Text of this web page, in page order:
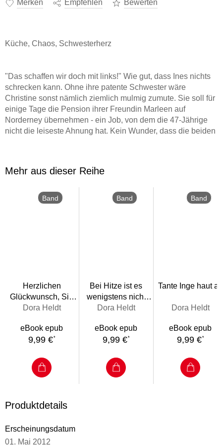
Merken Empfehlen Bewerten
Küche, Chaos, Schwesterherz
"Das schaffen wir doch mit links!" Wie gut, dass Ines nichts
schrecken kann. Ohne ihre patente Schwester wäre
Christine sonst nämlich ziemlich mulmig zumute. Sie soll für
einige Tage die Pension ihrer Freundin Marleen auf
Norderney übernehmen - ein Job, von dem die 47-Jährige
nicht die leiseste Ahnung hat. Kein Wunder, dass die beiden
es nicht lange, bis Papa Heinz und Mama Charlotte vor der
Tür stehen, um ihre Töchter mit höchst eigenwilligen Ideen
zu unterstützen ...
Mehr aus dieser Reihe
Band
Herzlichen
Glückwunsch, Sie
haben gewonnen!
Dora Heldt
eBook epub
9,99 €*
Band
Bei Hitze ist es
wenigstens nicht
kalt
Dora Heldt
eBook epub
9,99 €*
Band
Tante Inge haut
Dora Heldt
eBook epub
9,99 €*
Produktdetails
Erscheinungsdatum
01. Mai 2012